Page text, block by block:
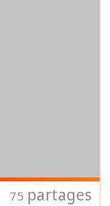
75 partages